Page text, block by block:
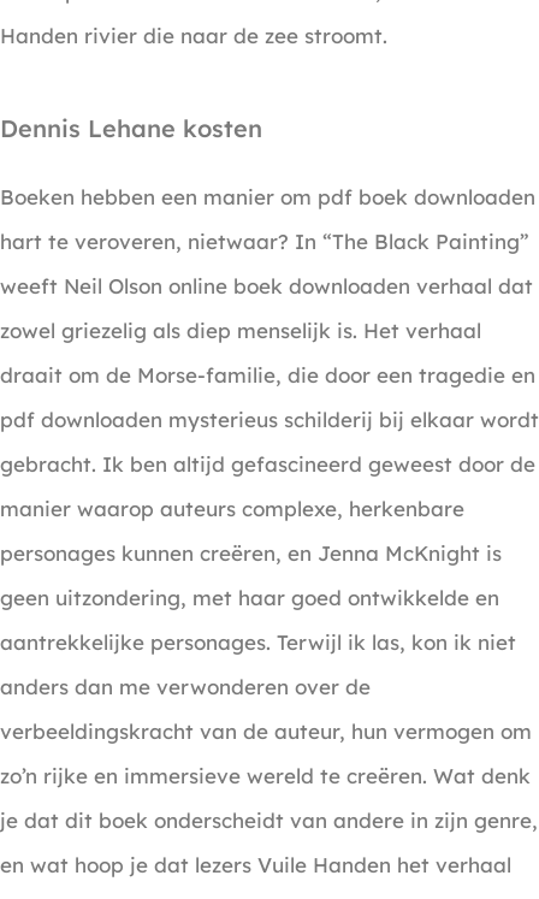
Handen rivier die naar de zee stroomt.
Dennis Lehane kosten
Boeken hebben een manier om pdf boek downloaden
hart te veroveren, nietwaar? In “The Black Painting”
weeft Neil Olson online boek downloaden verhaal dat
zowel griezelig als diep menselijk is. Het verhaal
draait om de Morse-familie, die door een tragedie en
pdf downloaden mysterieus schilderij bij elkaar wordt
gebracht. Ik ben altijd gefascineerd geweest door de
manier waarop auteurs complexe, herkenbare
personages kunnen creëren, en Jenna McKnight is
geen uitzondering, met haar goed ontwikkelde en
aantrekkelijke personages. Terwijl ik las, kon ik niet
anders dan me verwonderen over de
verbeeldingskracht van de auteur, hun vermogen om
zo’n rijke en immersieve wereld te creëren. Wat denk
je dat dit boek onderscheidt van andere in zijn genre,
en wat hoop je dat lezers Vuile Handen het verhaal